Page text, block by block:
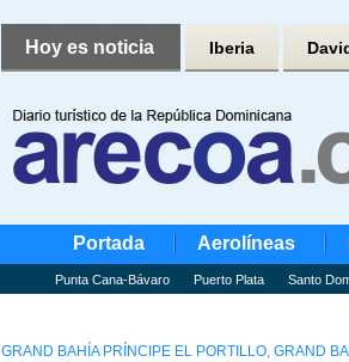
Hoy es noticia Iberia
Portada Aerolíneas
Punta Cana-Bávaro Puerto Plata Santo
GRAND BAHÍA PRÍNCIPE EL PORTILLO, GRAND